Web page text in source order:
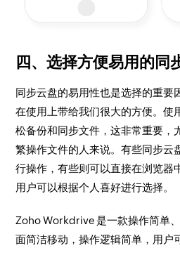
四、选择方便易用的同
同步云盘的易用性也是选择的重要
在使用上带给我们很大的方便。使
松备份和同步文件，这非常重要，
繁操作文件的人来说。有些同步云
行操作，有些则可以直接在浏览器
用户可以根据个人喜好进行选择。
Zoho Workdrive 是一款操作简单
面简洁移动，操作逻辑简单，用户